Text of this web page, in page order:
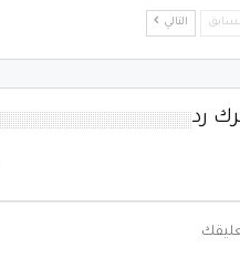
التالي
رد